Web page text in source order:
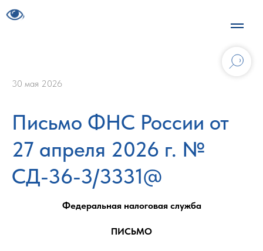
30 мая 2026
Письмо ФНС России от
27 апреля 2026 г. №
СД-36-3/3331@
Федеральная налоговая служба
ПИСЬМО